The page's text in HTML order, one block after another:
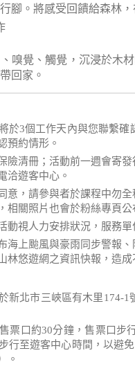
腳。將感受回饋給森林
嗅覺、觸覺，沉浸於木
回家。
於3個工作天內與您聯繫
預約情形。
險清冊；活動前一週會寄
洽遊客中心。
意，請參與者於課程中勿
相關照片也會於粉絲專頁
動視人力安排狀況，服務單
海上颱風與豪雨同步警報
林悠遊網之資訊快報，造成
新北市三峽區有木里174-
票口約30分鐘，售票口步
行至遊客中心時間，以避
。